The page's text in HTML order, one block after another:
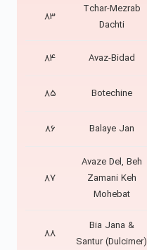
83
Tchar-Mezrab
Dachti
84 Avaz-Bidad
85 Botechine
86 Balaye Jan
87
Avaze Del, Beh
Zamani Keh
Mohebat
88
Bia Jana &
Santur (Dulcimer)